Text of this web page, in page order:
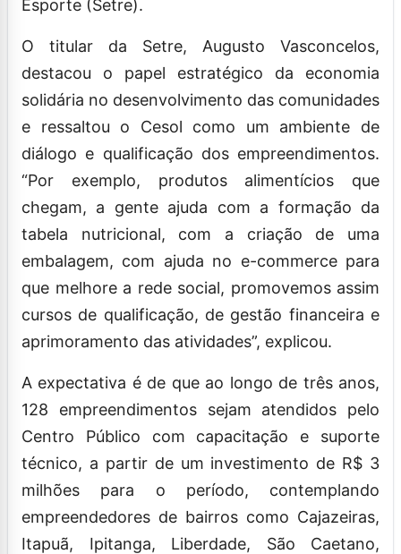
Esporte (Setre).
O titular da Setre, Augusto Vasconcelos,
destacou o papel estratégico da economia
solidária no desenvolvimento das comunidades
e ressaltou o Cesol como um ambiente de
diálogo e qualificação dos empreendimentos.
“Por exemplo, produtos alimentícios que
chegam, a gente ajuda com a formação da
tabela nutricional, com a criação de uma
embalagem, com ajuda no e-commerce para
que melhore a rede social, promovemos assim
cursos de qualificação, de gestão financeira e
aprimoramento das atividades”, explicou.
A expectativa é de que ao longo de três anos,
128 empreendimentos sejam atendidos pelo
Centro Público com capacitação e suporte
técnico, a partir de um investimento de R$ 3
milhões para o período, contemplando
empreendedores de bairros como Cajazeiras,
Itapuã, Ipitanga, Liberdade, São Caetano,